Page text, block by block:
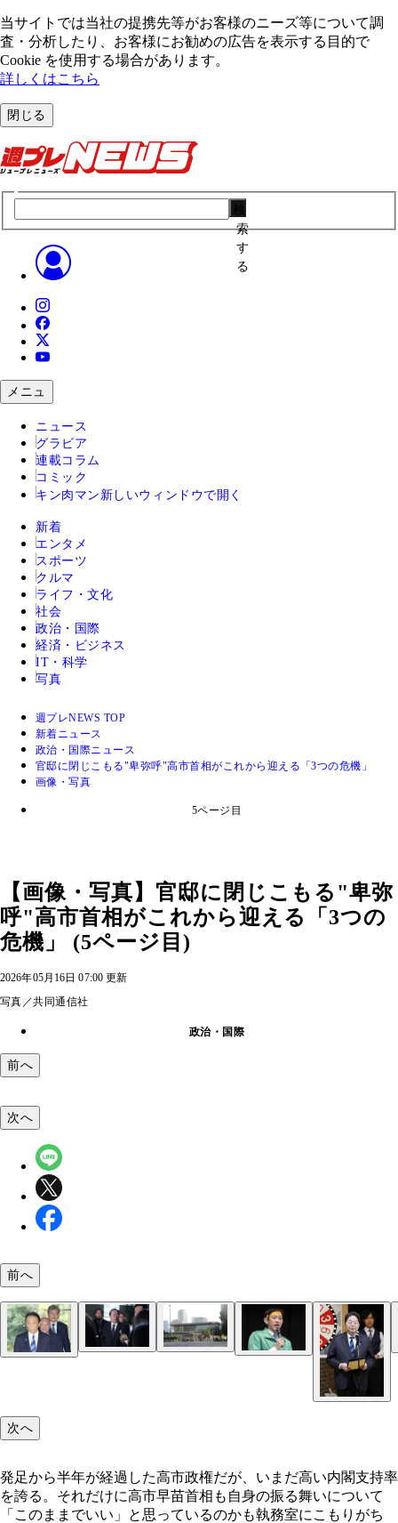
当サイトでは当社の提携先等がお客様のニーズ等について調
査・分析したり、お客様にお勧めの広告を表⽰する⽬的で
Cookie を使⽤する場合があります。
詳しくはこちら
閉じる
索
す
る
メニュ
ニュース
グラビア
連載コラム
コミック
キン肉マン 新しいウィンドウで開く
新着
エンタメ
スポーツ
クルマ
ライフ・文化
社会
政治・国際
経済・ビジネス
IT・科学
写真
週プレNEWS TOP
新着ニュース
政治・国際ニュース
官邸に閉じこもる"卑弥呼"高市首相がこれから迎える「3つの危機」
画像・写真
5ページ目
【画像・写真】官邸に閉じこもる"卑弥
呼"高市首相がこれから迎える「3つの
危機」 (5ページ目)
2026年05月16日 07:00 更新
写真／共同通信社
政治・国際
前へ
発足から半年が経過した高市政権だが、いまだ高
支持率を誇る。それだけに高市早苗首相も自身の
自民党安全保障調査会長に起用される一方、衆院
営委員長の座からは退いた浜田靖一議員
東京・永田町にある首相官邸の外観。この建物の5
麻生太郎副総裁がポスト高市の有力候補として目
5月14、15日に開かれたトランプ米大統領（左）と
中国国家主席（右）の米中首脳会談の中身によっ
次へ
前へ
次へ
発足から半年が経過した高市政権だが、いまだ高い内閣支持率
を誇る。それだけに高市早苗首相も自身の振る舞いについて
「このままでいい」と思っているのかも執務室にこもりがち